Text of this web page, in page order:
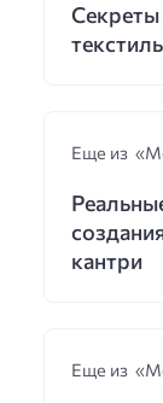
Секреты
Еще из
кантри
Еще из